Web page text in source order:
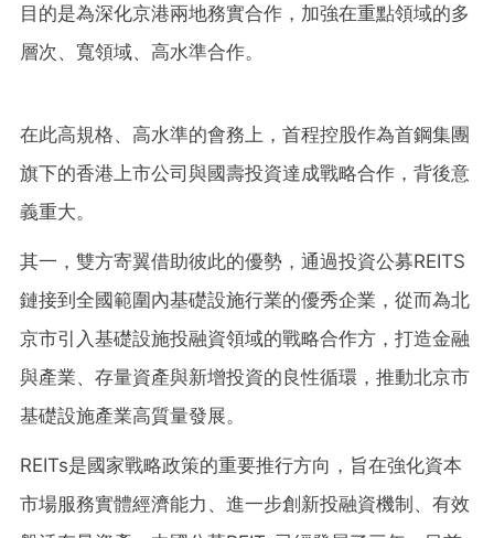
目的是為深化京港兩地務實合作，加強在重點領域的多
層次、寬領域、高水準合作。
在此高規格、高水準的會務上，首程控股作為首鋼集團
旗下的香港上市公司與國壽投資達成戰略合作，背後意
義重大。
其一，雙方寄翼借助彼此的優勢，通過投資公募REITS
鏈接到全國範圍內基礎設施行業的優秀企業，從而為北
京市引入基礎設施投融資領域的戰略合作方，打造金融
與產業、存量資產與新增投資的良性循環，推動北京市
基礎設施產業高質量發展。
REITs是國家戰略政策的重要推行方向，旨在強化資本
市場服務實體經濟能力、進一步創新投融資機制、有效